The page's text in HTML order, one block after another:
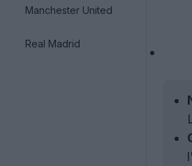
Manchester United
Real Madrid